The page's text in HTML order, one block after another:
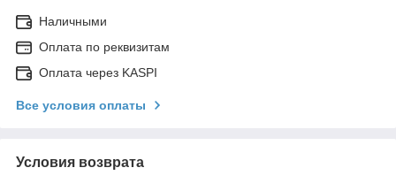
Наличными
Оплата по реквизитам
Оплата через KASPI
Все условия оплаты
Условия возврата